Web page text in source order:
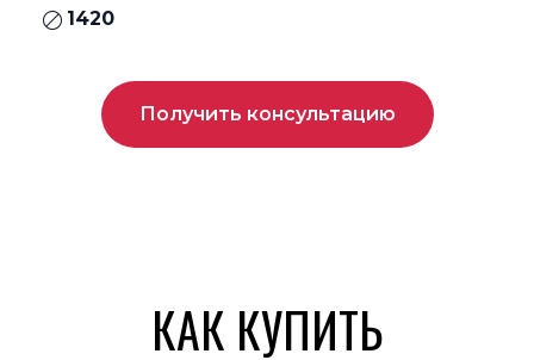
1420
Получить консультацию
КАК КУПИТЬ